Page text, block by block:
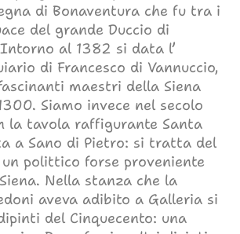
di Bonaventura che fu tra i
del grande Duccio di
al 1382 si data l’
di Francesco di Vannuccio,
maestri della Siena
Siamo invece nel secolo
la tavola raffigurante Santa
a Sano di Pietro: si tratta del
polittico forse proveniente
Nella stanza che la
aveva adibito a Galleria si
del Cinquecento: una